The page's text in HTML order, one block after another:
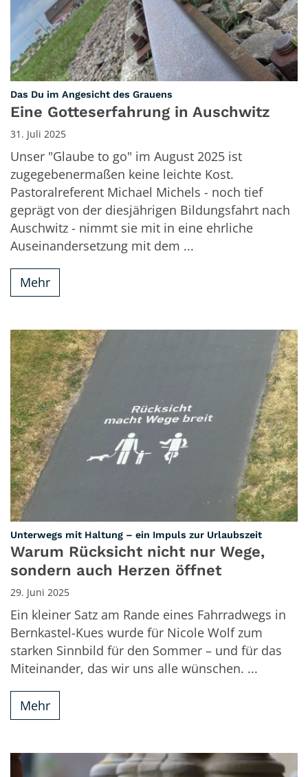
Das Du im Angesicht des Grauens
Eine Gotteserfahrung in Auschwitz
31. Juli 2025
Unser "Glaube to go" im August 2025 ist
zugegebenermaßen keine leichte Kost.
Pastoralreferent Michael Michels - noch tief
geprägt von der diesjährigen Bildungsfahrt nach
Auschwitz - nimmt sie mit in eine ehrliche
Auseinandersetzung mit dem ...
Mehr
Unterwegs mit Haltung – ein Impuls zur Urlaubszeit:
Warum Rücksicht nicht nur Wege,
sondern auch Herzen öffnet
29. Juni 2025
Ein kleiner Satz am Rande eines Fahrradwegs in
Bernkastel-Kues wurde für Nicole Wolf zum
starken Sinnbild für den Sommer – und für das
Miteinander, das wir uns alle wünschen. ...
Mehr